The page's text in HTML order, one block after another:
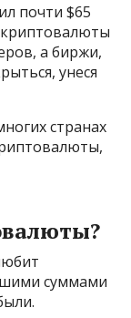
почти $65
криптовалюты
а биржи,
унеся
странах
суммами